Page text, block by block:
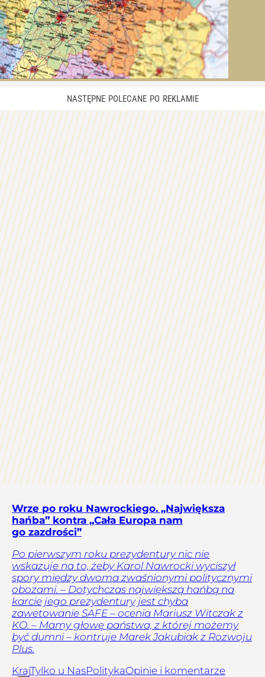
Wrze po roku Nawrockiego. „Największa
hańba” kontra „Cała Europa nam
go zazdrości”
Po pierwszym roku prezydentury nic nie
wskazuje na to, żeby Karol Nawrocki wyciszył
spory między dwoma zwaśnionymi politycznymi
obozami. – Dotychczas największą hańbą na
karcie jego prezydentury jest chyba
zawetowanie SAFE – ocenia Mariusz Witczak z
KO. – Mamy głowę państwa, z której możemy
być dumni – kontruje Marek Jakubiak z Rozwoju
Plus.
KrajTylko u NasPolitykaOpinie i komentarze